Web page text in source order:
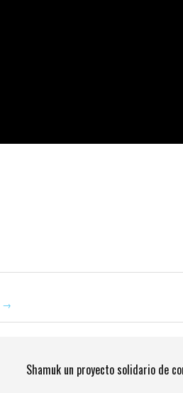
→
Shamuk un proyecto solidario de